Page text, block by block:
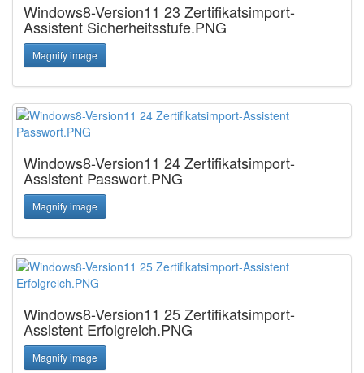
Windows8-Version11 23 Zertifikatsimport-
Assistent Sicherheitsstufe.PNG
Magnify image
Windows8-Version11 24 Zertifikatsimport-
Assistent Passwort.PNG
Magnify image
Windows8-Version11 25 Zertifikatsimport-
Assistent Erfolgreich.PNG
Magnify image